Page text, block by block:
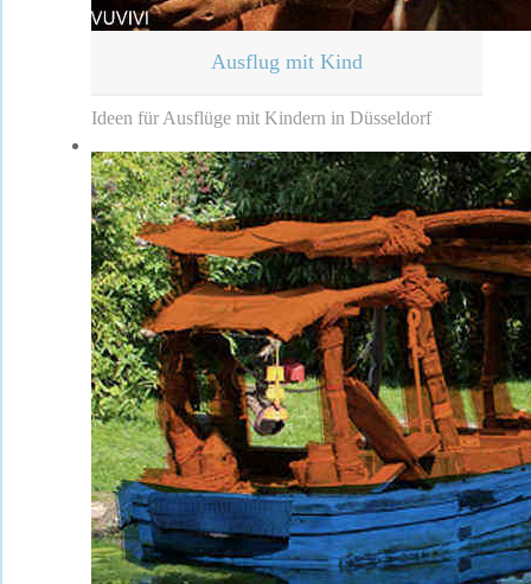
Ausflug mit Kind
Ideen für Ausflüge mit Kindern in Düsseldorf